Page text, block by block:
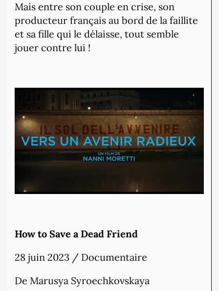
Mais entre son couple en crise, son
producteur français au bord de la faillite
et sa fille qui le délaisse, tout semble
jouer contre lui !
How to Save a Dead Friend
28 juin 2023 / Documentaire
De Marusya Syroechkovskaya